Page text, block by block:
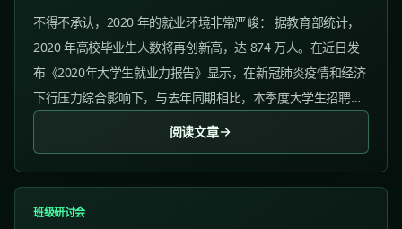
不得不承认，2020 年的就业环境非常严峻： 据教育部统计，
2020 年高校毕业生人数将再创新高，达 874 万人。在近日发
布《2020年大学生就业力报告》显示，在新冠肺炎疫情和经济
下行压力综合影响下，与去年同期相比，本季度大学生招聘需
求人数减少了 16.77% ，但求职申请人数增加 69.82% 。...
阅读文章
班级研讨会